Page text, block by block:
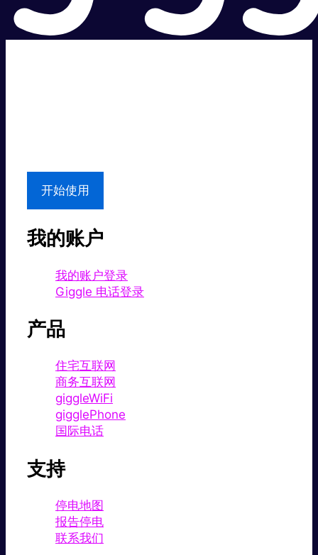
开始使用
我的账户
我的账户登录
Giggle 电话登录
产品
住宅互联网
商务互联网
giggleWiFi
gigglePhone
国际电话
支持
停电地图
报告停电
联系我们